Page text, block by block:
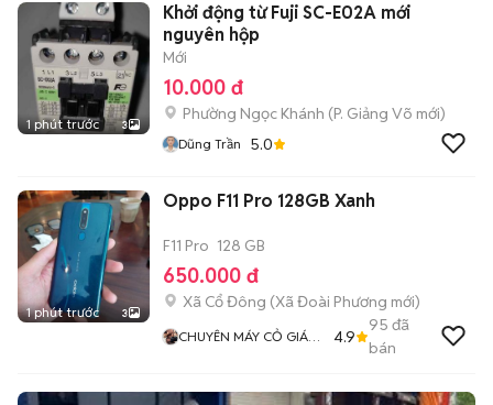
1 phút trước 3
Khởi động từ Fuji SC-E02A mới
nguyên hộp
Mới
10.000 đ
Phường Ngọc Khánh (P. Giảng Võ mới)
Dũng Trần 5.0
1 phút trước 3
Oppo F11 Pro 128GB Xanh
F11 Pro 128 GB
650.000 đ
Xã Cổ Đông (Xã Đoài Phương mới)
CHUYÊN MÁY CỎ GIÁ
4.9
95 đã
bán